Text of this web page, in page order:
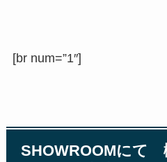
[br num=”1″]
SHOWROOMにて